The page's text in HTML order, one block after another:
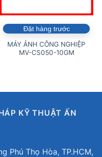
Đặt hàng trước
MÁY ẢNH CÔNG NGHIỆP
MV-CS050-10GM
KỸ THUẬT ẤN
Phú Thọ Hòa, TP.HCM,